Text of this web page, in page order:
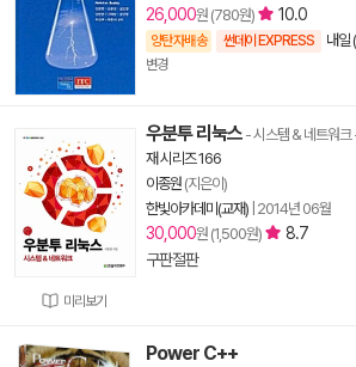
26,000원 (780원) 10.0
양탄자배송 썬데이 EXPRESS 내일
변경
미리보기
우분투 리눅스 - 시스템 & 네트워크
재 시리즈 166
이종원 (지은이)
한빛아카데미(교재) 2014년 06월
30,000원 (1,500원)
8.7
구판절판
Power C++